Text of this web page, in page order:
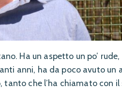
Ha un aspetto un po’ rude,
anni, ha da poco avuto un
che l’ha chiamato con il